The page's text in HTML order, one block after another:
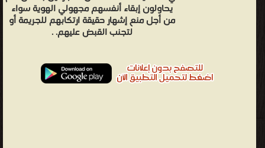
يحاولون إبقاء أنفسهم مجهولي الهوية سواء
من أجل منع إشهار حقيقة ارتكابهم للجريمة أو
لتجنب القبض عليهم. .